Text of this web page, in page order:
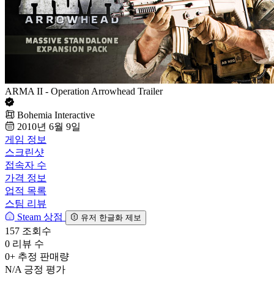
ARMA II - Operation Arrowhead Trailer
Bohemia Interactive
2010년 6월 9일
게임 정보
스크린샷
접속자 수
가격 정보
업적 목록
스팀 리뷰
Steam 상점
유저 한글화 제보
157 조회수
0 리뷰 수
0+ 추정 판매량
N/A 긍정 평가